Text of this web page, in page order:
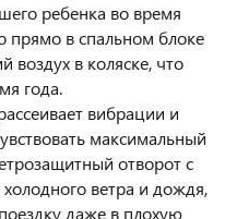
ребенка во время
прямо в спальном блоке
воздух в коляске, что
года.
вибрации и
максимальный
отворот с
ветра и дождя,
даже в плохую